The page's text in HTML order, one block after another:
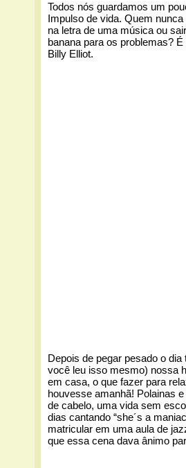
Todos nós guardamos um
Impulso de vida. Quem
na letra de uma música ou
banana para os problemas?
Billy Elliot.
Depois de pegar pesado o
você leu isso mesmo) nossa
em casa, o que fazer para
houvesse amanhã! Polainas
de cabelo, uma vida sem
dias cantando “she´s a
matricular em uma aula de
que essa cena dava ânimo